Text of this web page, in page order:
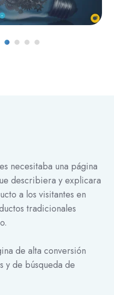
necesitaba una página
describiera y explicara
a los visitantes en
tradicionales
de alta conversión
y de búsqueda de